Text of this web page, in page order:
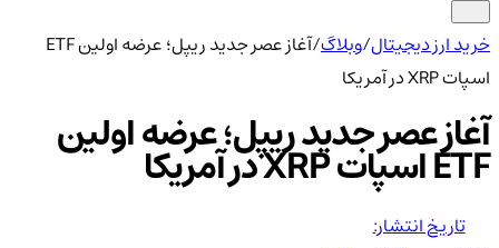
خرید ارز دیجیتال/وبلاگ/
آغاز عصر جدید ریپل؛ عرضه اولین ETF
اسپات XRP در آمریکا
آغاز عصر جدید ریپل؛ عرضه اولین
ETF اسپات XRP در آمریکا
تاریخ انتشار: